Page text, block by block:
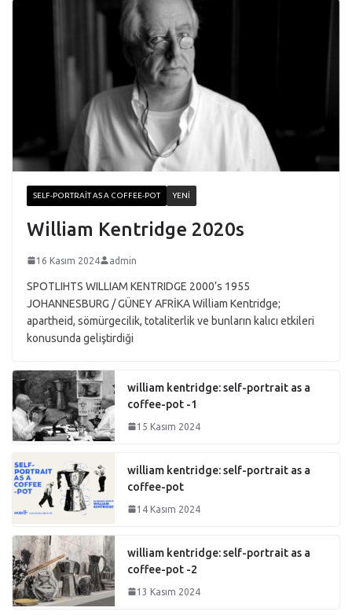
SELF-PORTRAIT AS A COFFEE-POT YENI
William Kentridge 2020s
16 Kasım 2024 admin
SPOTLIHTS WILLIAM KENTRIDGE 2000’s 1955
JOHANNESBURG / GÜNEY AFRİKA William Kentridge;
apartheid, sömürgecilik, totaliterlik ve bunların kalıcı etkileri
konusunda geliştirdiği
william kentridge: self-portrait as a
coffee-pot -1
15 Kasım 2024
william kentridge: self-portrait as a
coffee-pot
14 Kasım 2024
william kentridge: self-portrait as a
coffee-pot -2
13 Kasım 2024